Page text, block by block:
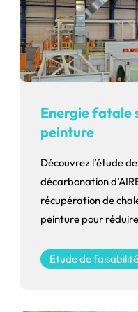
Energie fatale
peinture
Découvrez l’étude
décarbonation
récupération de
peinture pour réduire
Etude de faisabilité